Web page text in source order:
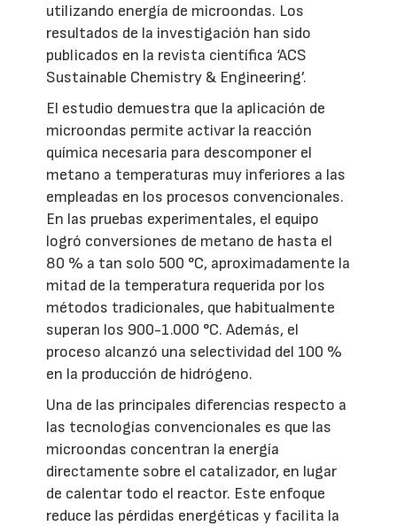
utilizando energía de microondas. Los
resultados de la investigación han sido
publicados en la revista científica ‘ACS
Sustainable Chemistry & Engineering’.
El estudio demuestra que la aplicación de
microondas permite activar la reacción
química necesaria para descomponer el
metano a temperaturas muy inferiores a las
empleadas en los procesos convencionales.
En las pruebas experimentales, el equipo
logró conversiones de metano de hasta el
80 % a tan solo 500 °C, aproximadamente la
mitad de la temperatura requerida por los
métodos tradicionales, que habitualmente
superan los 900-1.000 °C. Además, el
proceso alcanzó una selectividad del 100 %
en la producción de hidrógeno.
Una de las principales diferencias respecto a
las tecnologías convencionales es que las
microondas concentran la energía
directamente sobre el catalizador, en lugar
de calentar todo el reactor. Este enfoque
reduce las pérdidas energéticas y facilita la